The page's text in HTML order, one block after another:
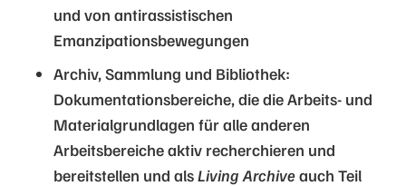
und von antirassistischen
Emanzipationsbewegungen
Archiv, Sammlung und Bibliothek:
Dokumentationsbereiche, die die Arbeits- und
Materialgrundlagen für alle anderen
Arbeitsbereiche aktiv recherchieren und
bereitstellen und alsLiving Archiveauch Teil